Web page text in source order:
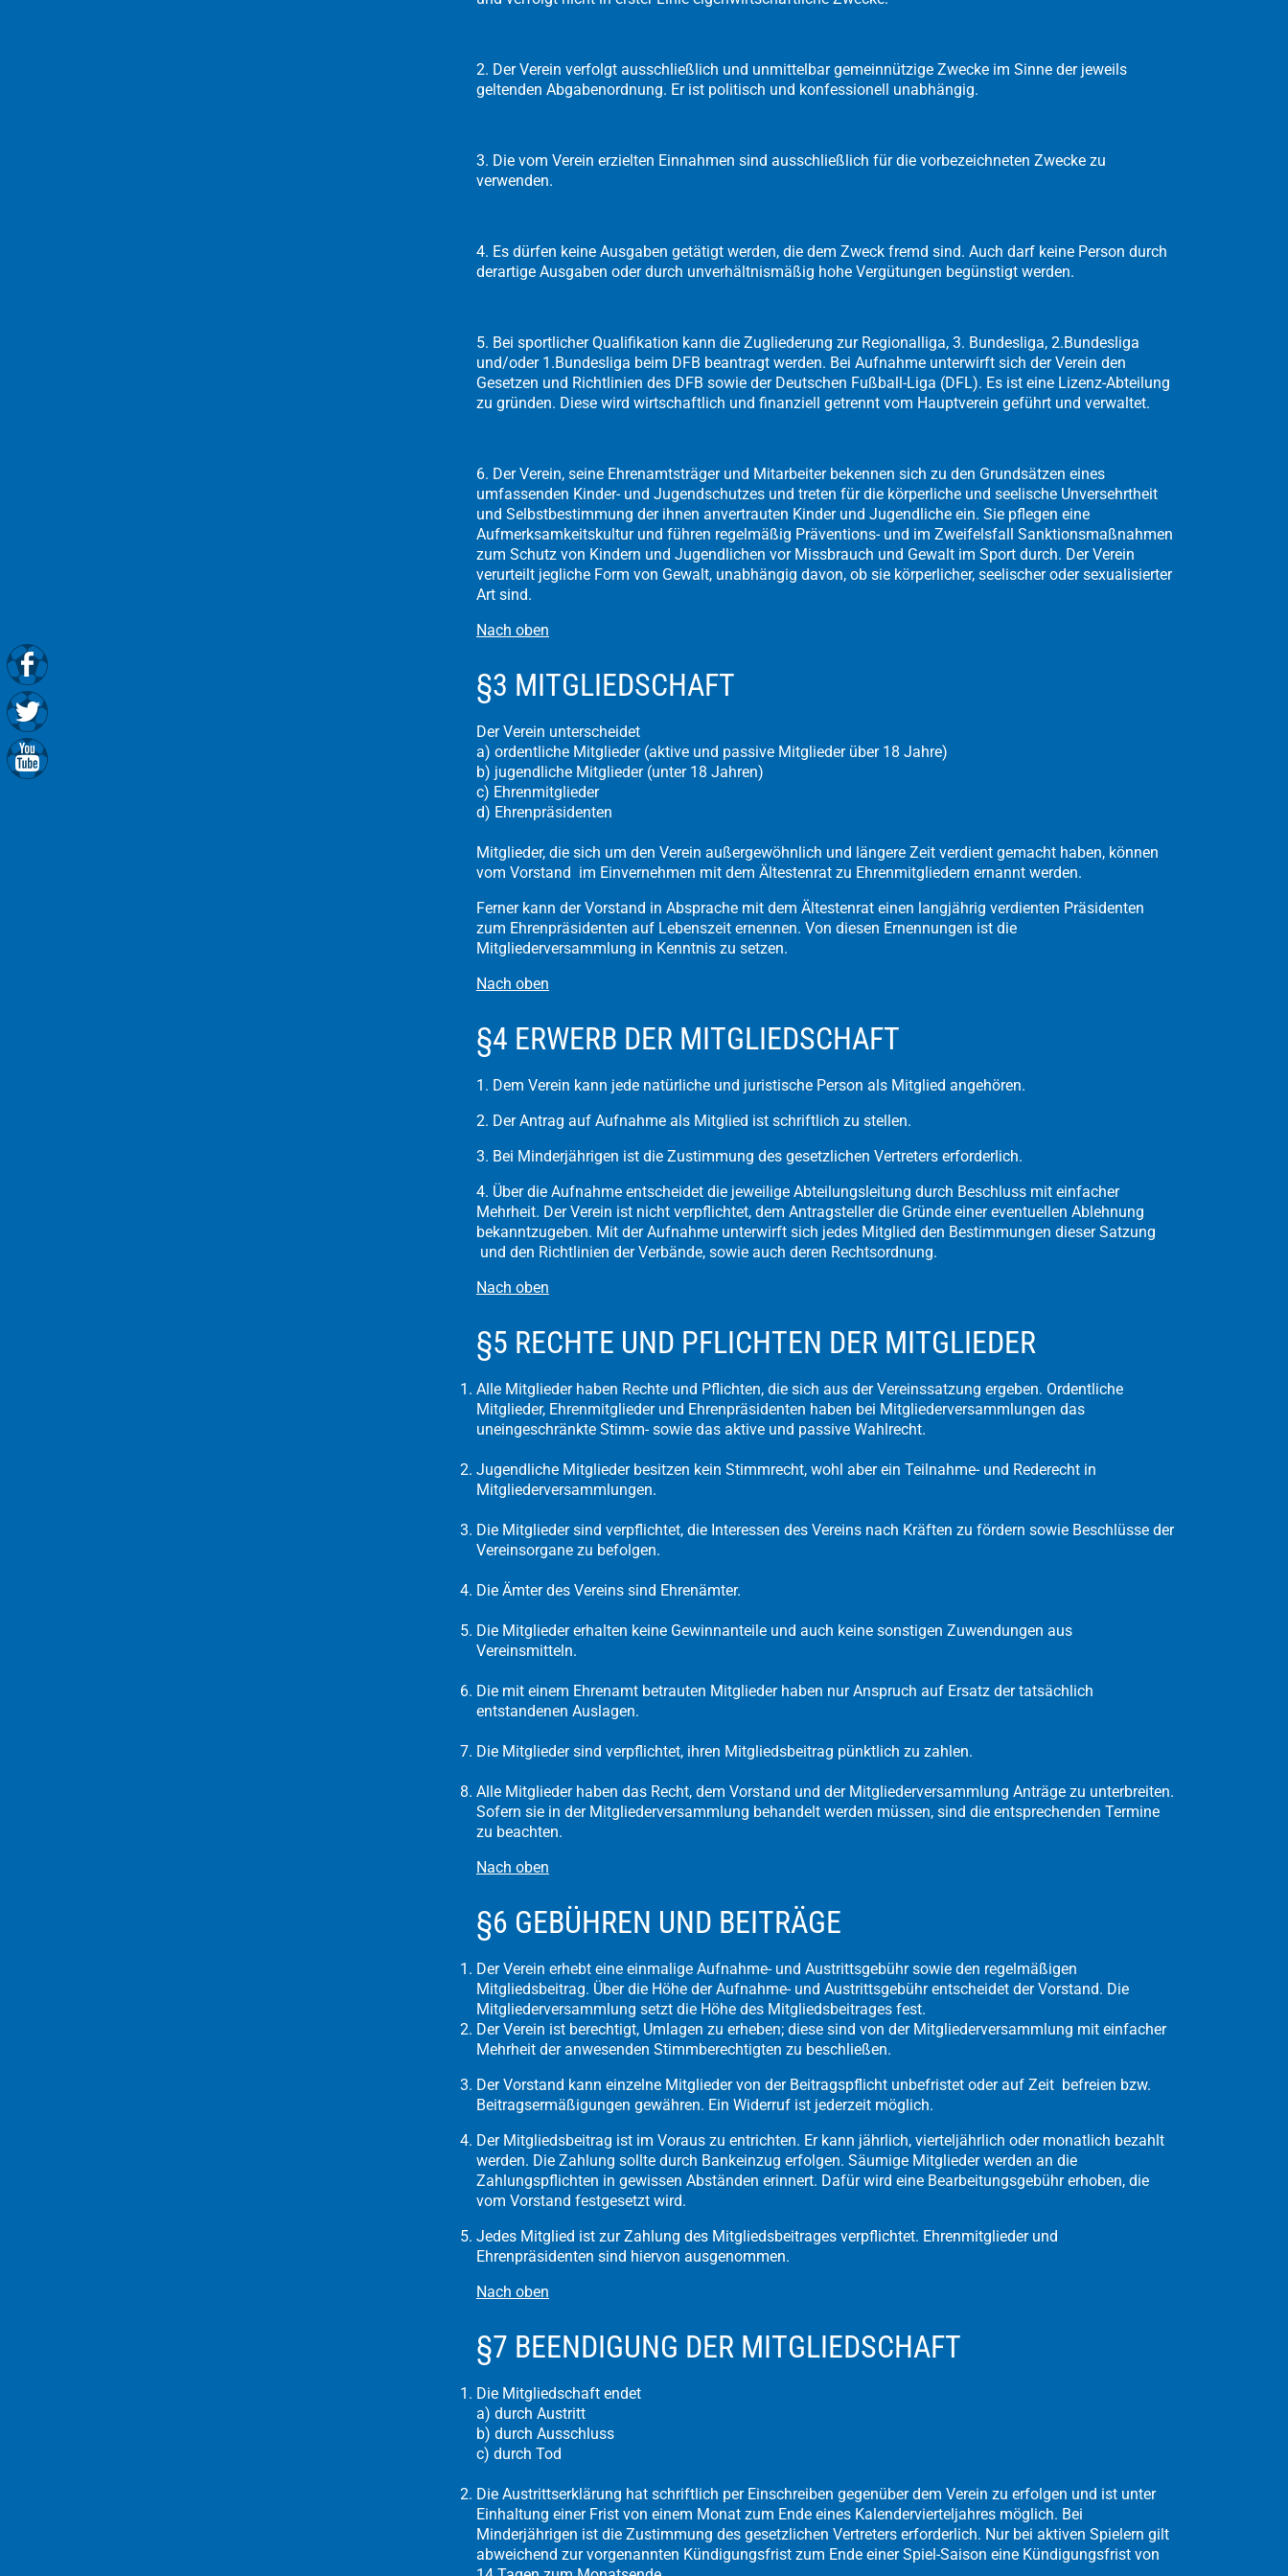
2. Der Verein verfolgt ausschließlich und unmittelbar gemeinnützige Zwecke im Sinne der jeweils
geltenden Abgabenordnung. Er ist politisch und konfessionell unabhängig.
3. Die vom Verein erzielten Einnahmen sind ausschließlich für die vorbezeichneten Zwecke zu
verwenden.
4. Es dürfen keine Ausgaben getätigt werden, die dem Zweck fremd sind. Auch darf keine Person durch
derartige Ausgaben oder durch unverhältnismäßig hohe Vergütungen begünstigt werden.
5. Bei sportlicher Qualifikation kann die Zugliederung zur Regionalliga, 3. Bundesliga, 2.Bundesliga
und/oder 1.Bundesliga beim DFB beantragt werden. Bei Aufnahme unterwirft sich der Verein den
Gesetzen und Richtlinien des DFB sowie der Deutschen Fußball-Liga (DFL). Es ist eine Lizenz-Abteilung
zu gründen. Diese wird wirtschaftlich und finanziell getrennt vom Hauptverein geführt und verwaltet.
6. Der Verein, seine Ehrenamtsträger und Mitarbeiter bekennen sich zu den Grundsätzen eines
umfassenden Kinder- und Jugendschutzes und treten für die körperliche und seelische Unversehrtheit
und Selbstbestimmung der ihnen anvertrauten Kinder und Jugendliche ein. Sie pflegen eine
Aufmerksamkeitskultur und führen regelmäßig Präventions- und im Zweifelsfall Sanktionsmaßnahmen
zum Schutz von Kindern und Jugendlichen vor Missbrauch und Gewalt im Sport durch. Der Verein
verurteilt jegliche Form von Gewalt, unabhängig davon, ob sie körperlicher, seelischer oder sexualisierter
Art sind.
Nach oben
§3 MITGLIEDSCHAFT
Der Verein unterscheidet
a) ordentliche Mitglieder (aktive und passive Mitglieder über 18 Jahre)
b) jugendliche Mitglieder (unter 18 Jahren)
c) Ehrenmitglieder
d) Ehrenpräsidenten
Mitglieder, die sich um den Verein außergewöhnlich und längere Zeit verdient gemacht haben, können
vom Vorstand im Einvernehmen mit dem Ältestenrat zu Ehrenmitgliedern ernannt werden.
Ferner kann der Vorstand in Absprache mit dem Ältestenrat einen langjährig verdienten Präsidenten
zum Ehrenpräsidenten auf Lebenszeit ernennen. Von diesen Ernennungen ist die
Mitgliederversammlung in Kenntnis zu setzen.
Nach oben
§4 ERWERB DER MITGLIEDSCHAFT
1. Dem Verein kann jede natürliche und juristische Person als Mitglied angehören.
2. Der Antrag auf Aufnahme als Mitglied ist schriftlich zu stellen.
3. Bei Minderjährigen ist die Zustimmung des gesetzlichen Vertreters erforderlich.
4. Über die Aufnahme entscheidet die jeweilige Abteilungsleitung durch Beschluss mit einfacher
Mehrheit. Der Verein ist nicht verpflichtet, dem Antragsteller die Gründe einer eventuellen Ablehnung
bekanntzugeben. Mit der Aufnahme unterwirft sich jedes Mitglied den Bestimmungen dieser Satzung
und den Richtlinien der Verbände, sowie auch deren Rechtsordnung.
Nach oben
§5 RECHTE UND PFLICHTEN DER MITGLIEDER
Alle Mitglieder haben Rechte und Pflichten, die sich aus der Vereinssatzung ergeben. Ordentliche
Mitglieder, Ehrenmitglieder und Ehrenpräsidenten haben bei Mitgliederversammlungen das
uneingeschränkte Stimm- sowie das aktive und passive Wahlrecht.
Jugendliche Mitglieder besitzen kein Stimmrecht, wohl aber ein Teilnahme- und Rederecht in
Mitgliederversammlungen.
Die Mitglieder sind verpflichtet, die Interessen des Vereins nach Kräften zu fördern sowie Beschlüsse der
Vereinsorgane zu befolgen.
Die Ämter des Vereins sind Ehrenämter.
Die Mitglieder erhalten keine Gewinnanteile und auch keine sonstigen Zuwendungen aus
Vereinsmitteln.
Die mit einem Ehrenamt betrauten Mitglieder haben nur Anspruch auf Ersatz der tatsächlich
entstandenen Auslagen.
Die Mitglieder sind verpflichtet, ihren Mitgliedsbeitrag pünktlich zu zahlen.
Alle Mitglieder haben das Recht, dem Vorstand und der Mitgliederversammlung Anträge zu unterbreiten.
Sofern sie in der Mitgliederversammlung behandelt werden müssen, sind die entsprechenden Termine
zu beachten.
Nach oben
§6 GEBÜHREN UND BEITRÄGE
Der Verein erhebt eine einmalige Aufnahme- und Austrittsgebühr sowie den regelmäßigen
Mitgliedsbeitrag. Über die Höhe der Aufnahme- und Austrittsgebühr entscheidet der Vorstand. Die
Mitgliederversammlung setzt die Höhe des Mitgliedsbeitrages fest.
Der Verein ist berechtigt, Umlagen zu erheben; diese sind von der Mitgliederversammlung mit einfacher
Mehrheit der anwesenden Stimmberechtigten zu beschließen.
Der Vorstand kann einzelne Mitglieder von der Beitragspflicht unbefristet oder auf Zeit befreien bzw.
Beitragsermäßigungen gewähren. Ein Widerruf ist jederzeit möglich.
Der Mitgliedsbeitrag ist im Voraus zu entrichten. Er kann jährlich, vierteljährlich oder monatlich bezahlt
werden. Die Zahlung sollte durch Bankeinzug erfolgen. Säumige Mitglieder werden an die
Zahlungspflichten in gewissen Abständen erinnert. Dafür wird eine Bearbeitungsgebühr erhoben, die
vom Vorstand festgesetzt wird.
Jedes Mitglied ist zur Zahlung des Mitgliedsbeitrages verpflichtet. Ehrenmitglieder und
Ehrenpräsidenten sind hiervon ausgenommen.
Nach oben
§7 BEENDIGUNG DER MITGLIEDSCHAFT
Die Mitgliedschaft endet
a) durch Austritt
b) durch Ausschluss
c) durch Tod
Die Austrittserklärung hat schriftlich per Einschreiben gegenüber dem Verein zu erfolgen und ist unter
Einhaltung einer Frist von einem Monat zum Ende eines Kalendervierteljahres möglich. Bei
Minderjährigen ist die Zustimmung des gesetzlichen Vertreters erforderlich. Nur bei aktiven Spielern gilt
abweichend zur vorgenannten Kündigungsfrist zum Ende einer Spiel-Saison eine Kündigungsfrist von